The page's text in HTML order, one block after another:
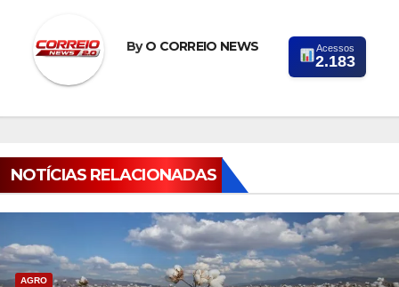
ByO CORREIO NEWS Acessos
2.183
NOTÍCIAS RELACIONADAS
AGRO